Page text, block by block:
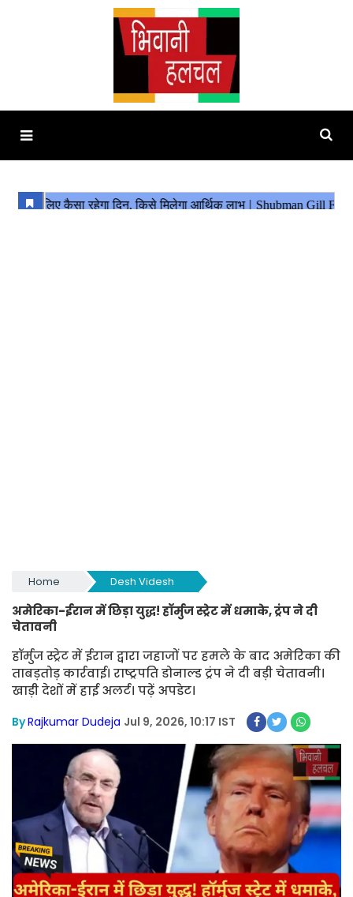
Home Desh Videsh
अमेरिका-ईरान में छिड़ा युद्ध! हॉर्मुज स्ट्रेट में धमाके, ट्रंप ने दी
चेतावनी
हॉर्मुज स्ट्रेट में ईरान द्वारा जहाजों पर हमले के बाद अमेरिका की
ताबड़तोड़ कार्रवाई। राष्ट्रपति डोनाल्ड ट्रंप ने दी बड़ी चेतावनी।
खाड़ी देशों में हाई अलर्ट। पढ़ें अपडेट।
ByRajkumar Dudeja Jul 9, 2026, 10:17 IST